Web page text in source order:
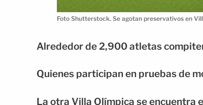
Foto Shutterstock. Se agotan preservativos en
Alrededor de 2,900 atletas
Quienes participan en pruebas de
La otra Villa Olímpica se encuentra